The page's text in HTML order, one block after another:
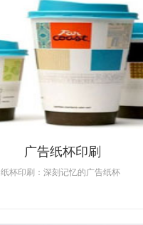
广告纸杯印刷
纸杯印刷：深刻记忆的广告纸杯